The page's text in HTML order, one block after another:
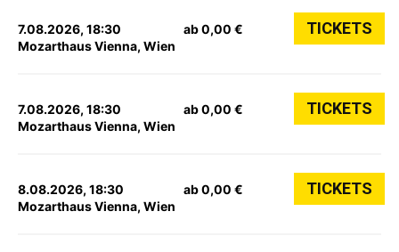
7.08.2026, 18:30
Mozarthaus Vienna, Wien
ab 0,00 € TICKETS
7.08.2026, 18:30
Mozarthaus Vienna, Wien
ab 0,00 € TICKETS
8.08.2026, 18:30
Mozarthaus Vienna, Wien
ab 0,00 € TICKETS